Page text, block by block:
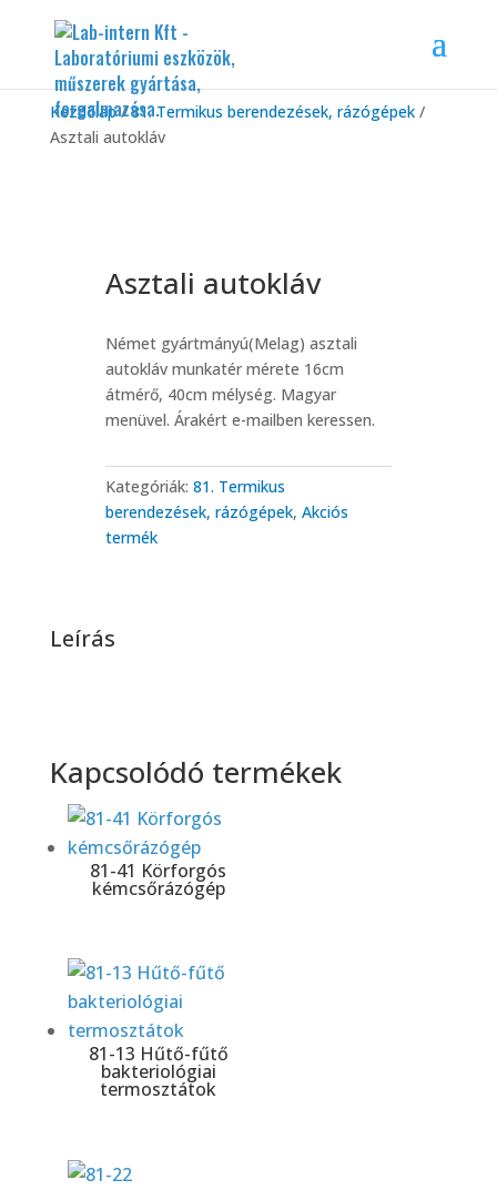
Kezdőlap/81. Termikus berendezések, rázógépek/
Asztali autokláv
Asztali autokláv
Német gyártmányú(Melag) asztali
autokláv munkatér mérete 16cm
átmérő, 40cm mélység. Magyar
menüvel. Árakért e-mailben keressen.
Kategóriák: 81. Termikus
berendezések, rázógépek, Akciós
termék
Leírás
Kapcsolódó termékek
81-41 Körforgós
kémcsőrázógép
81-13 Hűtő-fűtő
bakteriológiai
termosztátok